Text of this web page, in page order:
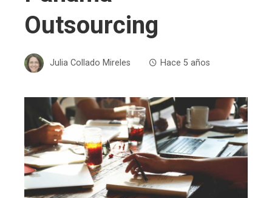
Outsourcing
Julia Collado Mireles Hace 5 años